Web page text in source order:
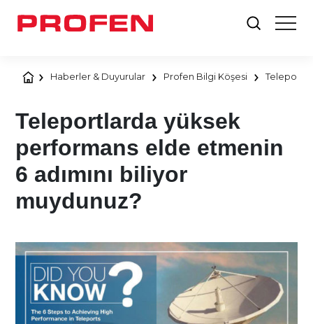
Haberler & Duyurular Profen Bilgi Köşesi
Teleportlarda yüksek
performans elde etmenin
6 adımını biliyor
muydunuz?